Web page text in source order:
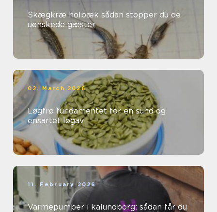
Skægkræ holbæk sådan stopper du de
uønskede gæster
02. March 2026
Løgfrø fundamentet for en sund og
ensartet løgavl
11. February 2026
Varmepumper i kalundborg: sådan får du